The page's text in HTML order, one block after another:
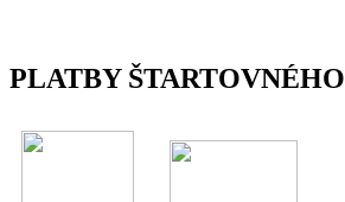
PLATBY ŠTARTOVNÉHO